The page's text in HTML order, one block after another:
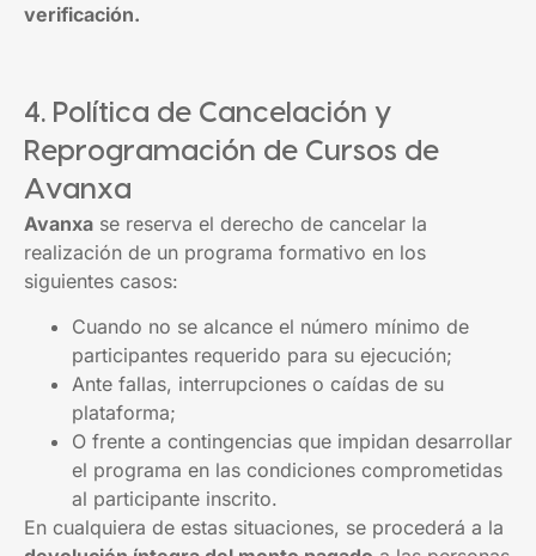
verificación.
4. Política de Cancelación y
Reprogramación de Cursos de
Avanxa
Avanxa se reserva el derecho de cancelar la
realización de un programa formativo en los
siguientes casos:
Cuando no se alcance el número mínimo de
participantes requerido para su ejecución;
Ante fallas, interrupciones o caídas de su
plataforma;
O frente a contingencias que impidan desarrollar
el programa en las condiciones comprometidas
al participante inscrito.
En cualquiera de estas situaciones, se procederá a la